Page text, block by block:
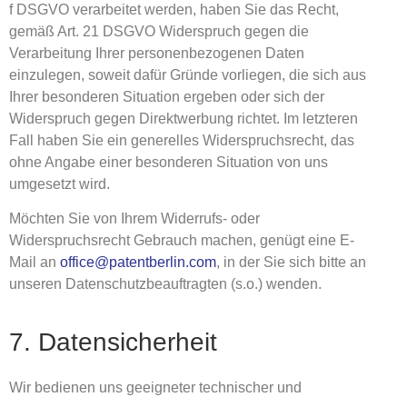
f DSGVO verarbeitet werden, haben Sie das Recht,
gemäß Art. 21 DSGVO Widerspruch gegen die
Verarbeitung Ihrer personenbezogenen Daten
einzulegen, soweit dafür Gründe vorliegen, die sich aus
Ihrer besonderen Situation ergeben oder sich der
Widerspruch gegen Direktwerbung richtet. Im letzteren
Fall haben Sie ein generelles Widerspruchsrecht, das
ohne Angabe einer besonderen Situation von uns
umgesetzt wird.
Möchten Sie von Ihrem Widerrufs- oder
Widerspruchsrecht Gebrauch machen, genügt eine E-
Mail an office@patentberlin.com, in der Sie sich bitte an
unseren Datenschutzbeauftragten (s.o.) wenden.
7. Datensicherheit
Wir bedienen uns geeigneter technischer und